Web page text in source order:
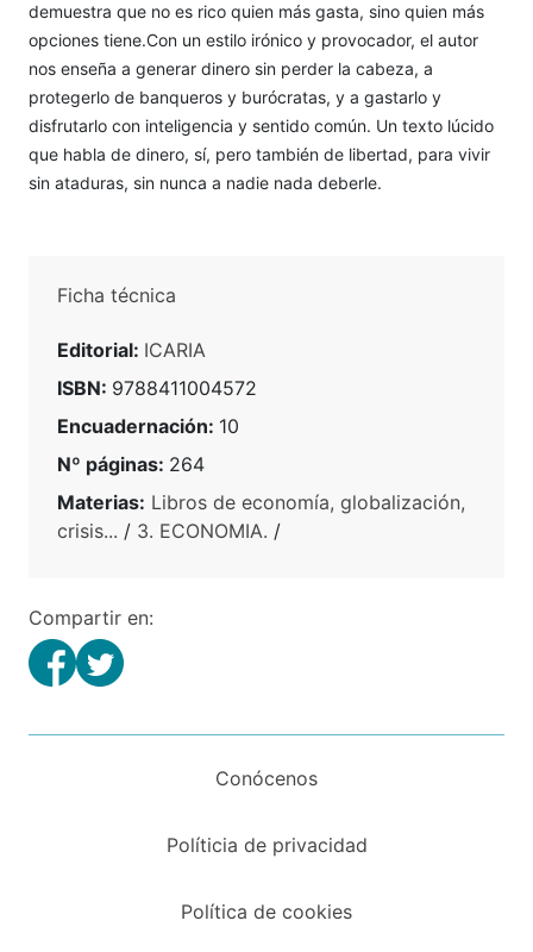
demuestra que no es rico quien más gasta, sino quien más
opciones tiene.Con un estilo irónico y provocador, el autor
nos enseña a generar dinero sin perder la cabeza, a
protegerlo de banqueros y burócratas, y a gastarlo y
disfrutarlo con inteligencia y sentido común. Un texto lúcido
que habla de dinero, sí, pero también de libertad, para vivir
sin ataduras, sin nunca a nadie nada deberle.
Ficha técnica
Editorial: ICARIA
ISBN: 9788411004572
Encuadernación: 10
Nº páginas: 264
Materias: Libros de economía, globalización,
crisis... / 3. ECONOMIA. /
Compartir en:
Conócenos
Políticia de privacidad
Política de cookies